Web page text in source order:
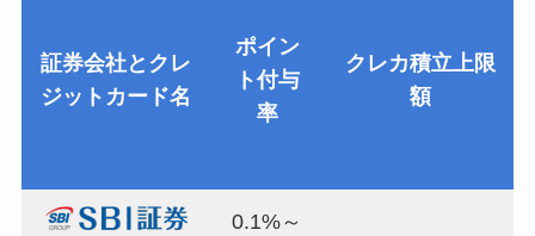
証券会社とクレ
ジットカード名
ポイン
ト付与
率
クレカ積立上限
額
0.1%～